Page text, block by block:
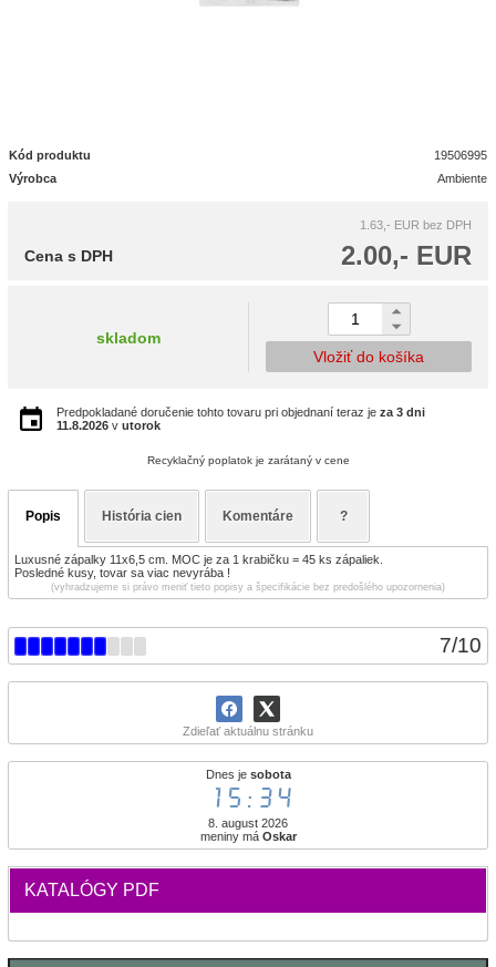
7/10
Zdieľať aktuálnu stránku
Dnes je sobota
15:34
8. august 2026
meniny má Oskar
KATALÓGY PDF
Kód produktu
19506995
Výrobca
Ambiente
1.63,- EUR bez DPH
2.00,- EUR
Cena s DPH
skladom
Vložiť do košíka
Predpokladané doručenie tohto tovaru pri objednaní teraz je za 3 dni
11.8.2026 v utorok
Recyklačný poplatok je zarátaný v cene
Popis História cien Komentáre ?
Luxusné zápalky 11x6,5 cm. MOC je za 1 krabičku = 45 ks zápaliek.
Posledné kusy, tovar sa viac nevyrába !
(vyhradzujeme si právo meniť tieto popisy a špecifikácie bez predošlého upozornenia)